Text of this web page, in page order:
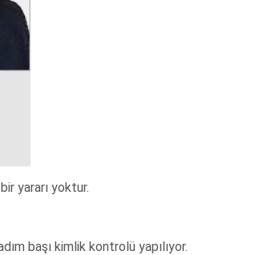
yararı yoktur.
başı kimlik kontrolü yapılıyor.